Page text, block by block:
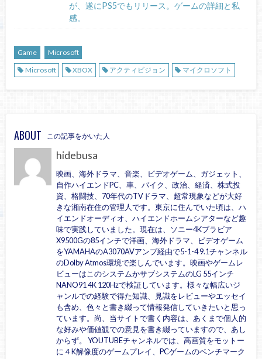
が、遂にPS5でもリリース。ゲームの詳細と私
感。
Game
Microsoft
Microsoft
XBOX アクティビジョン マイクロソフト
ABOUT この記事をかいた人
hidebusa
映画、海外ドラマ、音楽、ビデオゲーム、ガジェット、
自作ハイエンドPC、車、バイク、政治、経済、株式投
資、格闘技、70年代のTVドラマ、超常現象などが大好
きな湘南在住の管理人です。東京に住んでいた頃は、ハ
イエンドオーディオ、ハイエンドホームシアターなど趣
味で実践していました。現在は、ソニー4Kブラビア
X9500Gの85インチで洋画、海外ドラマ、ビデオゲーム
をYAMAHAのA3070AVアンプ経由で5-1-4 9.1チャンネル
のDolby Atmos環境で楽しんでいます。映画やゲームレ
ビューはこのシステムかサブシステムのLG 55インチ
NANO91 4K 120Hzで検証しています。様々な幅広いジ
ャンルでの経験で得た知識、見識をレビューやエッセイ
も含め、色々と書き綴って情報発信していきたいと思っ
ています。尚、当サイトで書く内容は、あくまで個人的
な好みや価値観での意見を書き綴っていますので、あし
からず。 YOUTUBEチャンネルでは、高画質をモットー
に４K解像度のゲームプレイ、PCゲームのベンチマーク